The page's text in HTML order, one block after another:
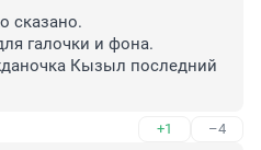
сказано.
галочки и фона.
Кызыл последний
+1 –4